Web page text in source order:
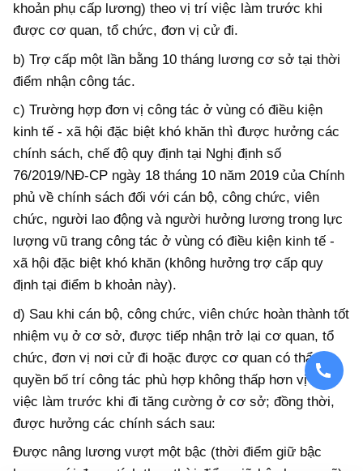
khoản phụ cấp lương) theo vị trí việc làm trước khi
được cơ quan, tổ chức, đơn vị cử đi.
b) Trợ cấp một lần bằng 10 tháng lương cơ sở tại thời
điểm nhận công tác.
c) Trường hợp đơn vị công tác ở vùng có điều kiện
kinh tế - xã hội đặc biệt khó khăn thì được hưởng các
chính sách, chế độ quy định tại Nghị định số
76/2019/NĐ-CP ngày 18 tháng 10 năm 2019 của Chính
phủ về chính sách đối với cán bộ, công chức, viên
chức, người lao động và người hưởng lương trong lực
lượng vũ trang công tác ở vùng có điều kiện kinh tế -
xã hội đặc biệt khó khăn (không hưởng trợ cấp quy
định tại điểm b khoản này).
d) Sau khi cán bộ, công chức, viên chức hoàn thành tốt
nhiệm vụ ở cơ sở, được tiếp nhận trở lại cơ quan, tổ
chức, đơn vị nơi cử đi hoặc được cơ quan có thẩm
quyền bố trí công tác phù hợp không thấp hơn vị trí
việc làm trước khi đi tăng cường ở cơ sở; đồng thời,
được hưởng các chính sách sau:
Được nâng lương vượt một bậc (thời điểm giữ bậc